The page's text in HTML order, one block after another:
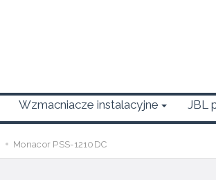
Wzmacniacze instalacyjne JBL
Monacor PSS-1210DC